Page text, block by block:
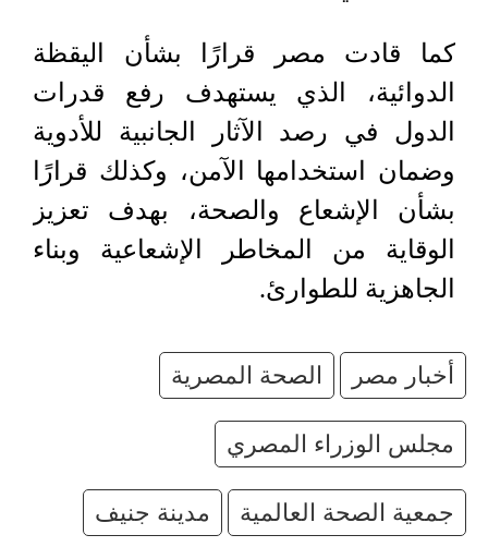
كما قادت مصر قرارًا بشأن اليقظة
الدوائية، الذي يستهدف رفع قدرات
الدول في رصد الآثار الجانبية للأدوية
وضمان استخدامها الآمن، وكذلك قرارًا
بشأن الإشعاع والصحة، بهدف تعزيز
الوقاية من المخاطر الإشعاعية وبناء
الجاهزية للطوارئ.
أخبار مصر الصحة المصرية
مجلس الوزراء المصري
جمعية الصحة العالمية مدينة جنيف